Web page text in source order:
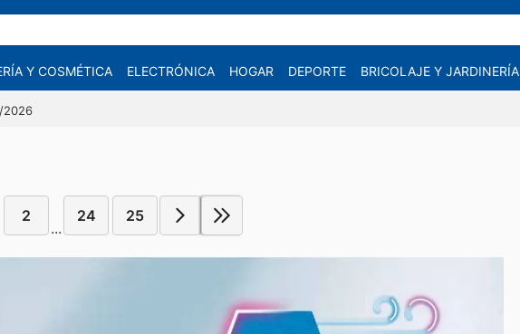
Y COSMÉTICA ELECTRÓNICA HOGAR DEPORTE BRICOLAJE Y JARDINERÍA
2026
2
...
24 25